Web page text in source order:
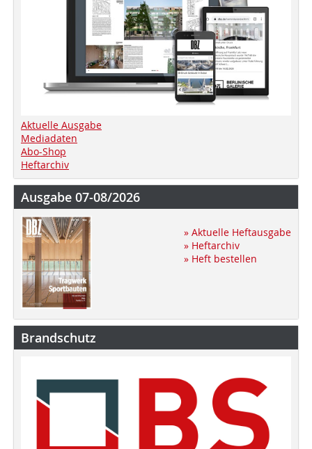
Aktuelle Ausgabe
Mediadaten
Abo-Shop
Heftarchiv
Ausgabe 07-08/2026
» Aktuelle Heftausgabe
» Heftarchiv
» Heft bestellen
Brandschutz